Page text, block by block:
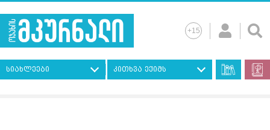
სიახლეები კითხვა ექიმს